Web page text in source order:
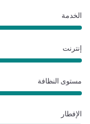
الخدمة
إنترنت
مستوى النظافة
الإفطار